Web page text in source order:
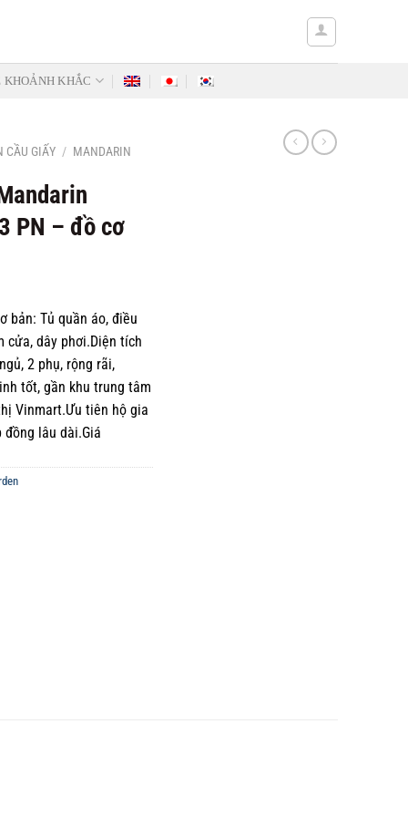
KHOẢNH KHẮC
CẦU GIẤY / MANDARIN
PN – đồ cơ
bản: Tủ quần áo, điều
cửa, dây phơi.Diện tích
2 phụ, rộng rãi,
tốt, gần khu trung tâm
Vinmart.Ưu tiên hộ gia
lâu dài.Giá